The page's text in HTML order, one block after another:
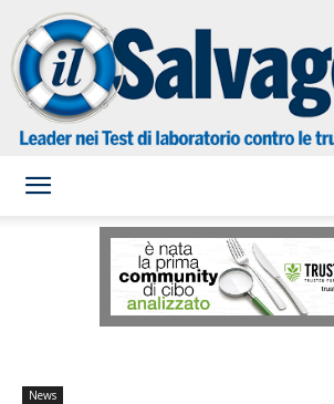
Salvagente
News